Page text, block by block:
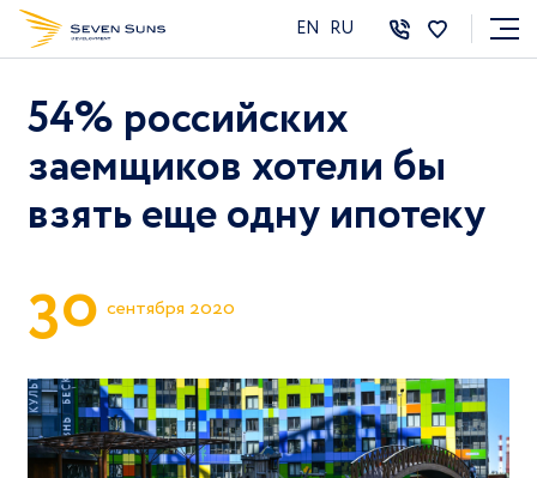
EN RU
54% российских
заемщиков хотели бы
взять еще одну ипотеку
30 сентября 2020